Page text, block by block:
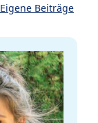
Eigene Beiträge